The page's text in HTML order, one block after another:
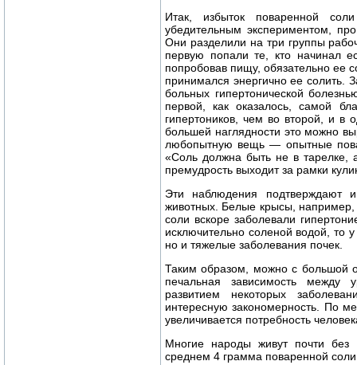
Итак, избыток поваренной
убедительным экспериментом,
Они разделили на три группы
первую попали те, кто начинал
попробовав пищу, обязательно ее
принимался энергично ее солить.
больных гипертонической
первой, как оказалось, самой
гипертоников, чем во второй, и в
большей наглядности это можно
любопытную вещь — опытные
«Соль должна быть не в тарелке,
премудрость выходит за рамки
Эти наблюдения подтверждают
животных. Белые крысы,
соли вскоре заболевали
исключительно соленой водой, то
но и тяжелые заболевания почек.
Таким образом, можно с большой
печальная зависимость между
развитием некоторых
интересную закономерность. По
увеличивается потребность
Многие народы живут почти
среднем 4 грамма поваренной соли